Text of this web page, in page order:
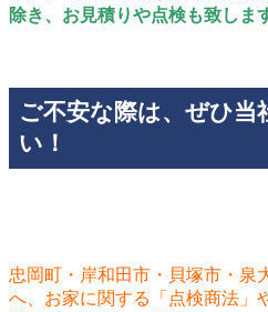
除き、お見積りや点検も致しま
ご不安な際は、ぜひ当
い！
忠岡町・岸和田市・貝塚市・泉
へ、お家に関する「点検商法」